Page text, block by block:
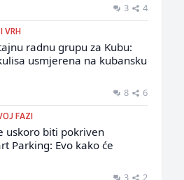
3 4
VRH
radnu grupu za Kubu:
usmjerena na kubansku
8 6
FAZI
uskoro biti pokriven
Parking: Evo kako će
3 2